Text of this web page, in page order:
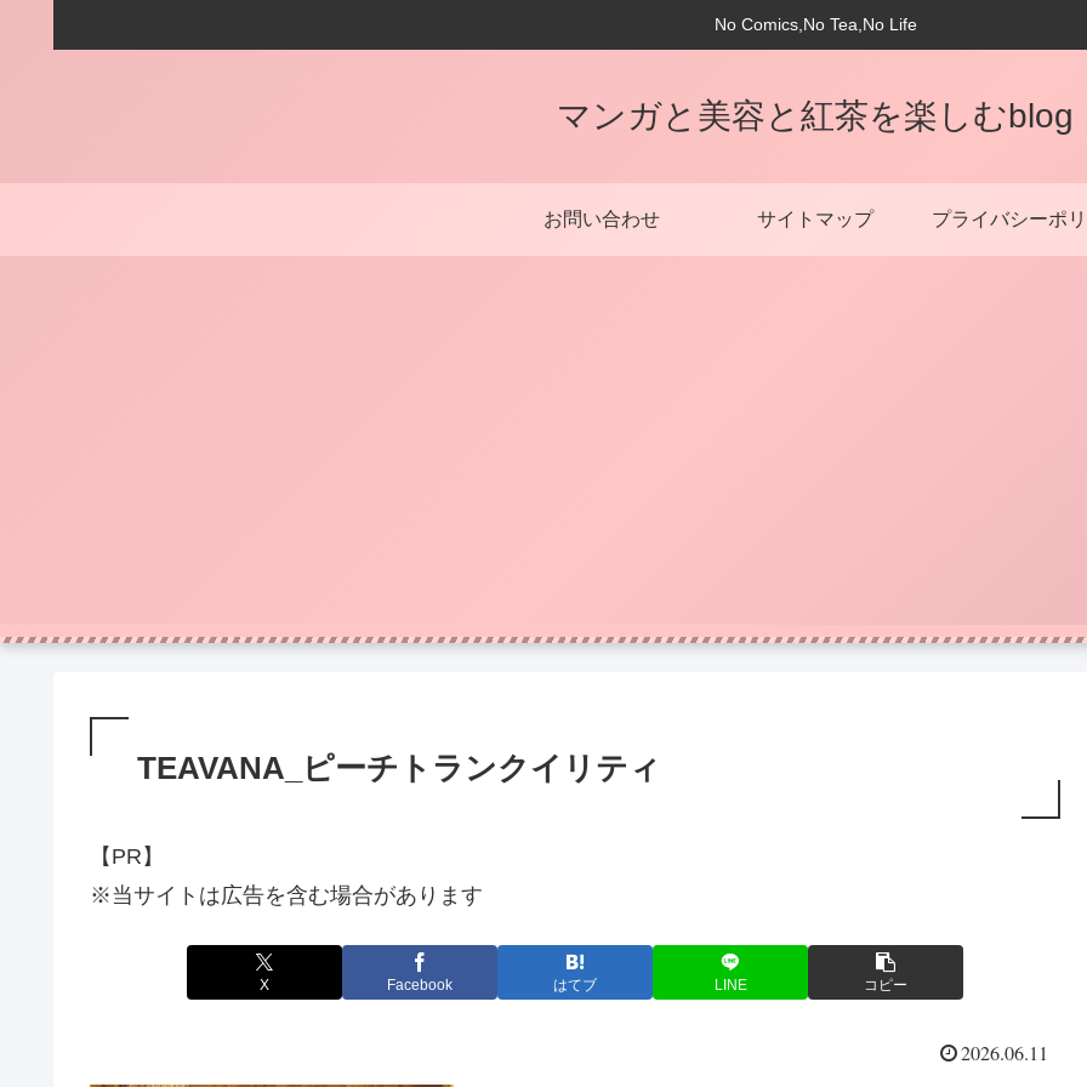
No Comics,No Tea,No Life
マンガと美容と紅茶を楽しむblog
お問い合わせ サイトマップ プライバシーポ
TEAVANA_ピーチトランクイリティ
【PR】
※当サイトは広告を含む場合があります
X Facebook はてブ LINE コピー
2026.06.11